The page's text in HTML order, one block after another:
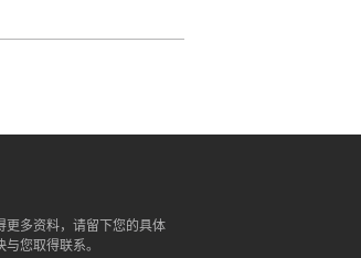
更多资料，请留下您的具体
您取得联系。